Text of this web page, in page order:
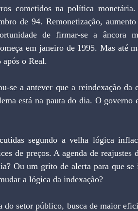
de 94. Remonetização,
de firmar-se a âncora
em janeiro de 1995. Mas até
após o Real.
está na pauta do dia. O governo
de preços. A agenda de reajustes
Ou um grito de alerta para que
a lógica da indexação?